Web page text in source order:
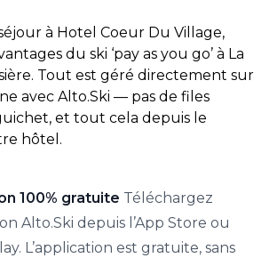
à Hotel Coeur Du Village,
du ski ‘pay as you go’ à La
Tout est géré directement sur
avec Alto.Ski — pas de files
et tout cela depuis le
hôtel.
100% gratuite Téléchargez
Alto.Ski depuis l’App Store ou
L’application est gratuite, sans